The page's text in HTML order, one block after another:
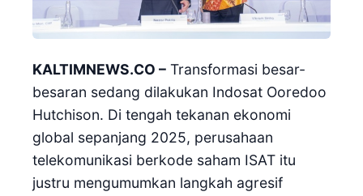
KALTIMNEWS.CO – Transformasi besar-
besaran sedang dilakukan Indosat Ooredoo
Hutchison. Di tengah tekanan ekonomi
global sepanjang 2025, perusahaan
telekomunikasi berkode saham ISAT itu
justru mengumumkan langkah agresif